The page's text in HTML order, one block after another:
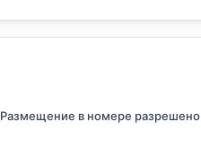
Размещение в номере разрешено